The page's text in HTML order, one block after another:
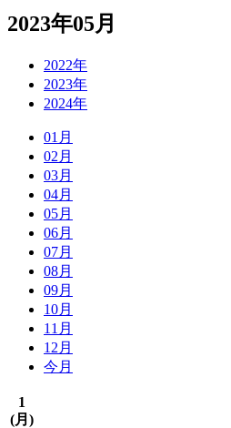
2023年05月
2022年
2023年
2024年
01月
02月
03月
04月
05月
06月
07月
08月
09月
10月
11月
12月
今月
1
(月 )